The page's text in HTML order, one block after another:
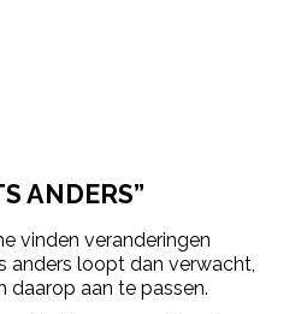
ANDERS”
vinden veranderingen
anders loopt dan verwacht,
daarop aan te passen.